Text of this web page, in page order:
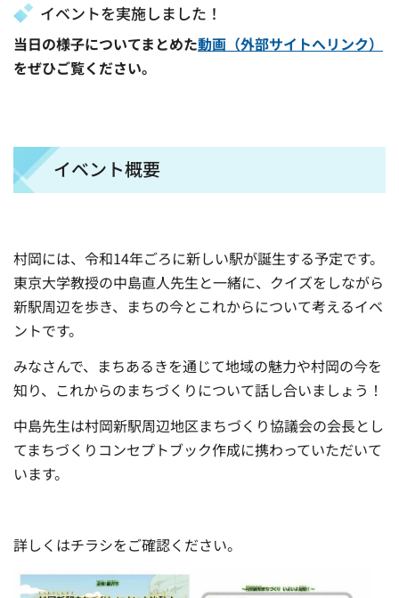
イベントを実施しました！
当日の様子についてまとめた動画（外部サイトへリンク）
をぜひご覧ください。
イベント概要
村岡には、令和14年ごろに新しい駅が誕生する予定です。
東京大学教授の中島直人先生と一緒に、クイズをしながら
新駅周辺を歩き、まちの今とこれからについて考えるイベ
ントです。
みなさんで、まちあるきを通じて地域の魅力や村岡の今を
知り、これからのまちづくりについて話し合いましょう！
中島先生は村岡新駅周辺地区まちづくり協議会の会長とし
てまちづくりコンセプトブック作成に携わっていただいて
います。
詳しくはチラシをご確認ください。